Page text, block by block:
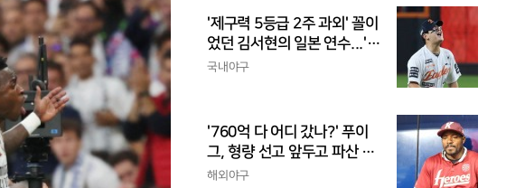
'제구력 5등급 2주 과외' 꼴이
었던 김서현의 일본 연수...'종
합검진표'에 불과
국내야구
'760억 다 어디 갔나?' 푸이
그, 형량 선고 앞두고 파산 신
청
해외야구